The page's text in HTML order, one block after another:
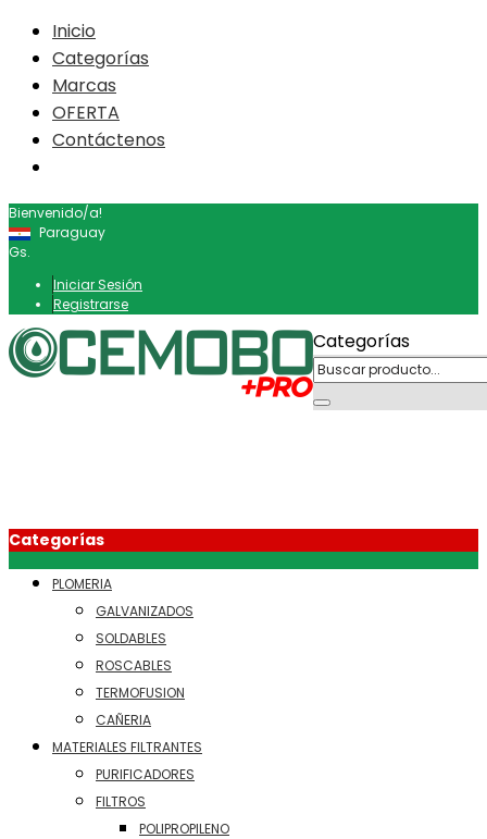
Inicio
Categorías
Marcas
OFERTA
Contáctenos
Bienvenido/a!
Paraguay
Gs.
Iniciar Sesión
Registrarse
Categorías
Categorías
PLOMERIA
GALVANIZADOS
SOLDABLES
ROSCABLES
TERMOFUSION
CAÑERIA
MATERIALES FILTRANTES
PURIFICADORES
FILTROS
POLIPROPILENO